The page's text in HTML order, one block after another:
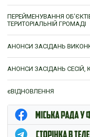
ПЕРЕЙМЕНУВАННЯ
ТЕРИТОРІАЛЬНІЙ ГРОМАДІ
АНОНСИ ЗАСІДАНЬ
АНОНСИ ЗАСІДАНЬ СЕСІЙ,
єВІДНОВЛЕННЯ
ЦНАП м. Ромни